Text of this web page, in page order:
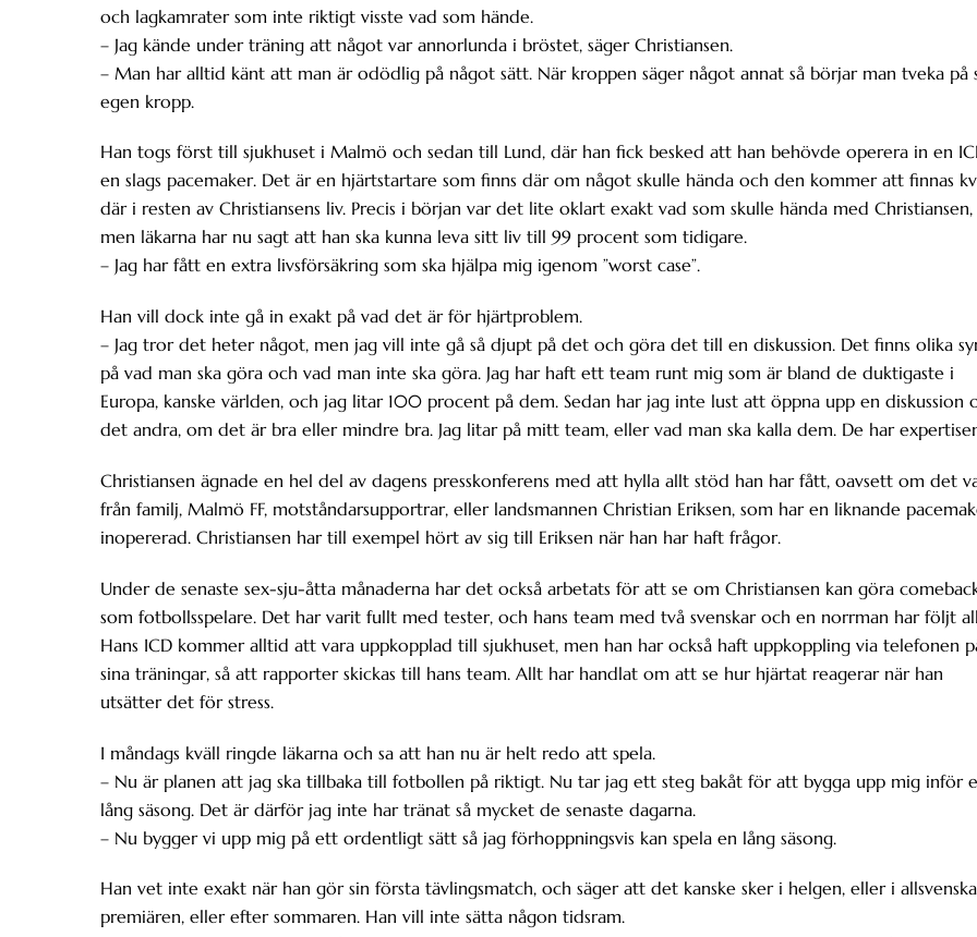
och lagkamrater som inte riktigt visste vad som hände.
– Jag kände under träning att något var annorlunda i bröstet, säger Christiansen.
– Man har alltid känt att man är odödlig på något sätt. När kroppen säger något annat så börjar man tveka på
egen kropp.
Han togs först till sjukhuset i Malmö och sedan till Lund, där han fick besked att han behövde operera in en
en slags pacemaker. Det är en hjärtstartare som finns där om något skulle hända och den kommer att finnas
där i resten av Christiansens liv. Precis i början var det lite oklart exakt vad som skulle hända med Christiansen,
men läkarna har nu sagt att han ska kunna leva sitt liv till 99 procent som tidigare.
– Jag har fått en extra livsförsäkring som ska hjälpa mig igenom ”worst case”.
Han vill dock inte gå in exakt på vad det är för hjärtproblem.
– Jag tror det heter något, men jag vill inte gå så djupt på det och göra det till en diskussion. Det finns olika
på vad man ska göra och vad man inte ska göra. Jag har haft ett team runt mig som är bland de duktigaste i
Europa, kanske världen, och jag litar 100 procent på dem. Sedan har jag inte lust att öppna upp en diskussion
det andra, om det är bra eller mindre bra. Jag litar på mitt team, eller vad man ska kalla dem. De har
Christiansen ägnade en hel del av dagens presskonferens med att hylla allt stöd han har fått, oavsett om det
från familj, Malmö FF, motståndarsupportrar, eller landsmannen Christian Eriksen, som har en liknande
inopererad. Christiansen har till exempel hört av sig till Eriksen när han har haft frågor.
Under de senaste sex-sju-åtta månaderna har det också arbetats för att se om Christiansen kan göra
som fotbollsspelare. Det har varit fullt med tester, och hans team med två svenskar och en norrman har följt
Hans ICD kommer alltid att vara uppkopplad till sjukhuset, men han har också haft uppkoppling via telefonen
sina träningar, så att rapporter skickas till hans team. Allt har handlat om att se hur hjärtat reagerar när han
utsätter det för stress.
I måndags kväll ringde läkarna och sa att han nu är helt redo att spela.
– Nu är planen att jag ska tillbaka till fotbollen på riktigt. Nu tar jag ett steg bakåt för att bygga upp mig inför
lång säsong. Det är därför jag inte har tränat så mycket de senaste dagarna.
– Nu bygger vi upp mig på ett ordentligt sätt så jag förhoppningsvis kan spela en lång säsong.
Han vet inte exakt när han gör sin första tävlingsmatch, och säger att det kanske sker i helgen, eller i allsvenska
premiären, eller efter sommaren. Han vill inte sätta någon tidsram.